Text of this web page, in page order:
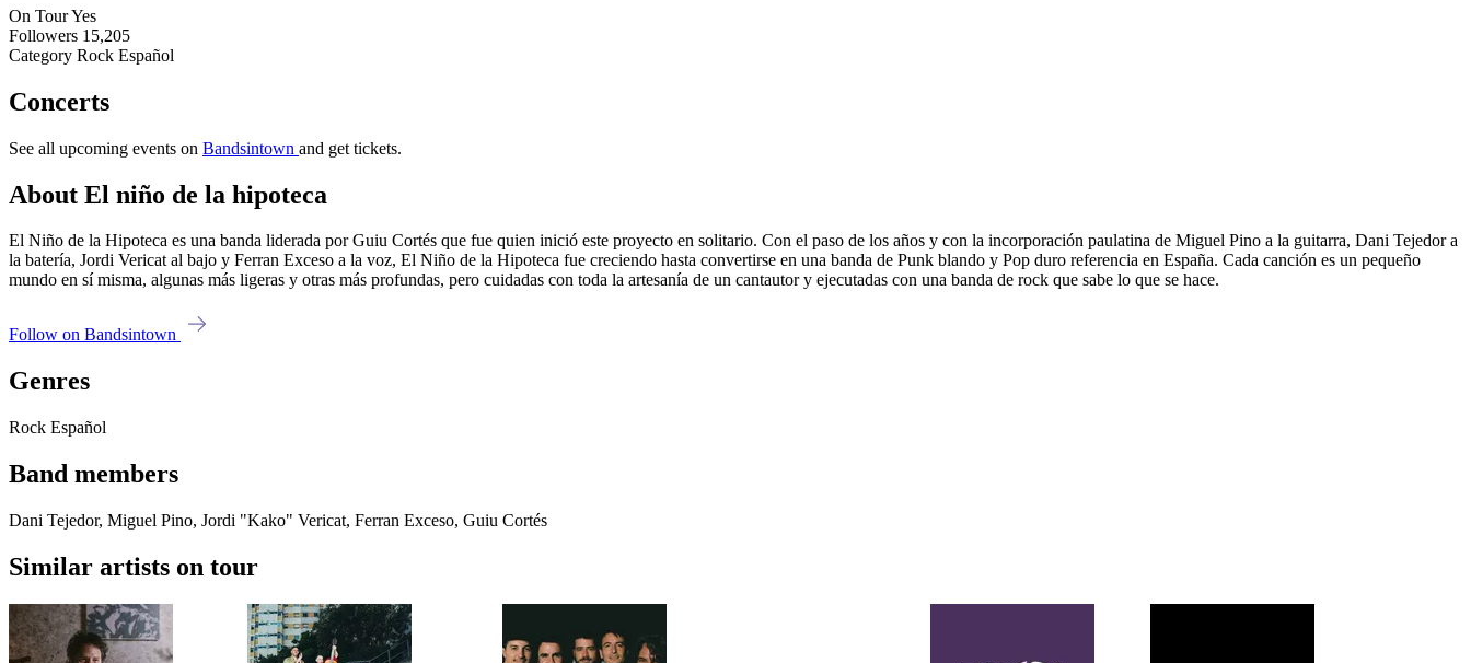
On TourYes
Followers 15,205
Category Rock Español
Concerts
See all upcoming events on Bandsintown and get tickets.
About El niño de la hipoteca
El Niño de la Hipoteca es una banda liderada por Guiu Cortés que fue quien inició este proyecto en solitario. Con el paso de los años y con la incorporación paulatina de Miguel Pino a la guitarra, Dani Tejedor a
la batería, Jordi Vericat al bajo y Ferran Exceso a la voz, El Niño de la Hipoteca fue creciendo hasta convertirse en una banda de Punk blando y Pop duro referencia en España. Cada canción es un pequeño
mundo en sí misma, algunas más ligeras y otras más profundas, pero cuidadas con toda la artesanía de un cantautor y ejecutadas con una banda de rock que sabe lo que se hace.
Follow on Bandsintown
Genres
Rock Español
Band members
Dani Tejedor, Miguel Pino, Jordi "Kako" Vericat, Ferran Exceso, Guiu Cortés
Similar artists on tour